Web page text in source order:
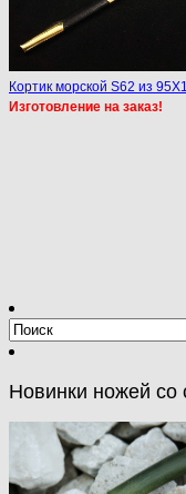
Кортик морской S62 из
Изготовление на заказ!
Новинки ножей со